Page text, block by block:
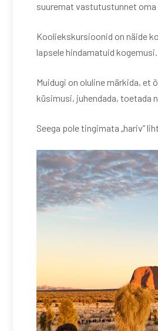
suuremat vastutustunnet
Kooliekskursioonid on näide
lapsele hindamatuid kogemusi.
Muidugi on oluline märkida, et
küsimusi, juhendada, toetada
Seega pole tingimata „hariv”